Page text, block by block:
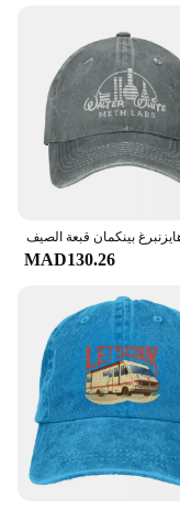
are looking for
mask. The
adjustable
customers. The
standout
your customers.
your collection
Walter White
use and retail.
MAD130.26